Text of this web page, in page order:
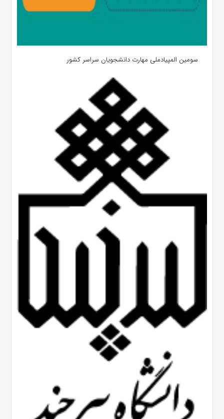
سومین المپیادملی مهارت دانشجویان سراسر کشور